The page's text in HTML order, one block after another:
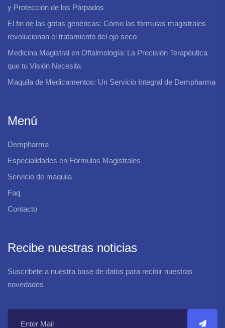
y Protección de los Párpados
El fin de las gotas genéricas: Cómo las fórmulas magistrales
revolucionan el tratamiento del ojo seco
Medicina Magistral en Oftalmología: La Precisión Terapéutica
que tu Visión Necesita
Maquila de Medicamentos: Un Servicio Integral de Dempharma
Menú
Dempharma
Especialidades en Fórmulas Magistrales
Servicio de maquila
Faq
Contacto
Recibe nuestras noticias
Suscribete a nuestra base de datos para recibir nuestras
novedades